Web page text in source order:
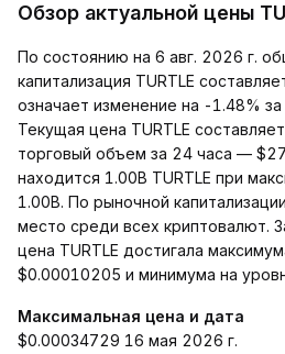
Обзор актуальной цены
По состоянию на 6 авг. 2026 г.
капитализация TURTLE
означает изменение на -1.48%
Текущая цена TURTLE
торговый объем за 24 часа —
находится 1.00B TURTLE при
1.00B. По рыночной
место среди всех криптовалют.
цена TURTLE достигала
$0.00010205 и минимума на
Максимальная цена и дата
$0.00034729 16 мая 2026 г.